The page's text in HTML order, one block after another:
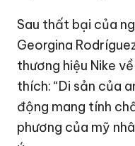
Sau thất bại của
Georgina
thương hiệu Nike
thích: “Di sản của
động mang tính
phương của mỹ